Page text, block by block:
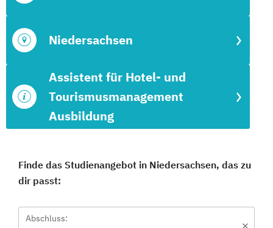
Assistent für Hotel- und
Tourismusmanagement
Ausbildung
Niedersachsen
Finde das Studienangebot in Niedersachsen, das zu
dir passt:
Abschluss: